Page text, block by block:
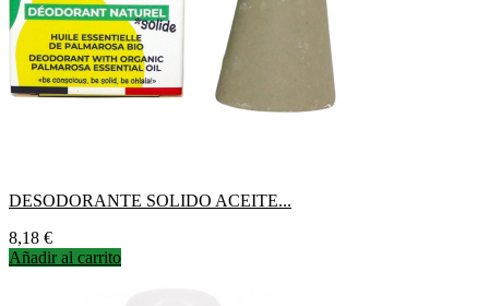
DESODORANTE SOLIDO ACEITE...
Precio
8,18 €
Añadir al carrito